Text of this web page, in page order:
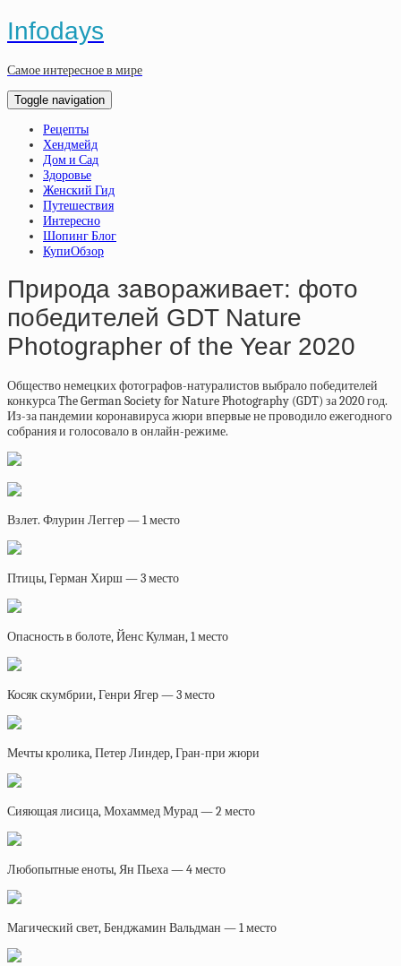
Infodays
Самое интересное в мире
Toggle navigation
Рецепты
Хендмейд
Дом и Сад
Здоровье
Женский Гид
Путешествия
Интересно
Шопинг Блог
КупиОбзор
Природа завораживает: фото
победителей GDT Nature
Photographer of the Year 2020
Общество немецких фотографов-натуралистов выбрало победителей
конкурса The German Society for Nature Photography (GDT) за 2020 год.
Из-за пандемии коронавируса жюри впервые не проводило ежегодного
собрания и голосовало в онлайн-режиме.
Взлет. Флурин Леггер — 1 место
Птицы, Герман Хирш — 3 место
Опасность в болоте, Йенс Кулман, 1 место
Косяк скумбрии, Генри Ягер — 3 место
Мечты кролика, Петер Линдер, Гран-при жюри
Сияющая лисица, Мохаммед Мурад — 2 место
Любопытные еноты, Ян Пьеха — 4 место
Магический свет, Бенджамин Вальдман — 1 место